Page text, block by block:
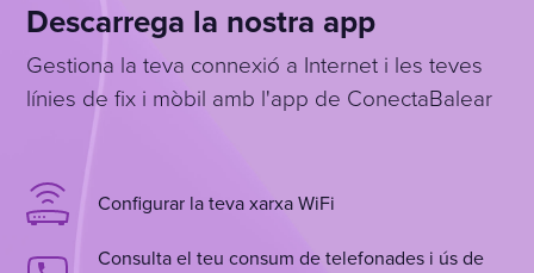
Descarrega la nostra app
Gestiona la teva connexió a Internet i les teves
línies de fix i mòbil amb l'app de ConectaBalear
Configurar la teva xarxa WiFi
Consulta el teu consum de telefonades i ús de